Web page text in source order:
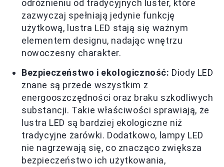
odróżnieniu od tradycyjnych luster, które
zazwyczaj spełniają jedynie funkcję
użytkową, lustra LED stają się ważnym
elementem designu, nadając wnętrzu
nowoczesny charakter.
Bezpieczeństwo i ekologiczność: Diody LED
znane są przede wszystkim z
energooszczędności oraz braku szkodliwych
substancji. Takie właściwości sprawiają, że
lustra LED są bardziej ekologiczne niż
tradycyjne żarówki. Dodatkowo, lampy LED
nie nagrzewają się, co znacząco zwiększa
bezpieczeństwo ich użytkowania,